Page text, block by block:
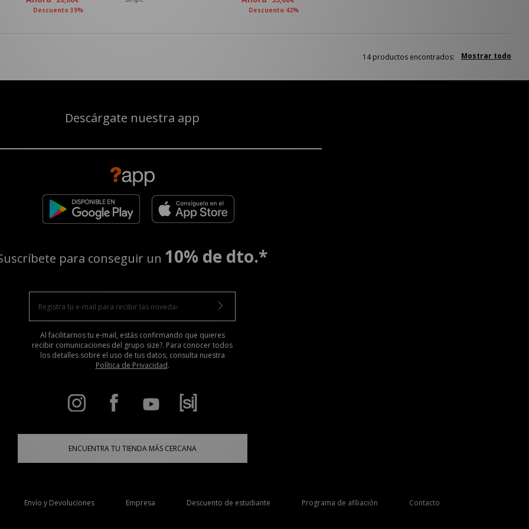
Descuento 39% Descuento 42%
Mostrar todo
14 productos encontrados:
Descárgate nuestra app
para conseguir un 10% de dto.*
Al facilitarnos tu e-mail, estás confirmando que quieres
recibir comunicaciones del grupo size?. Para conocer todos
los detalles sobre el uso de tus datos, consulta nuestra
Política de Privacidad.
ENCUENTRA TU TIENDA MÁS CERCANA
Envío y Devoluciones Empresa Descuento de estudiante Programa de afiliación Contacto